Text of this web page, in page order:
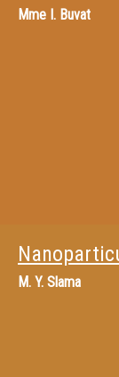
Mme I. Buvat
M. Y. Slama